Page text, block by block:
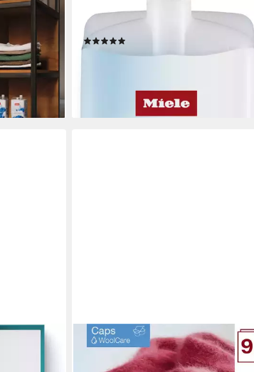
aus
bei dir
WA UP1 RE 1402 L
Spezialwaschmittel